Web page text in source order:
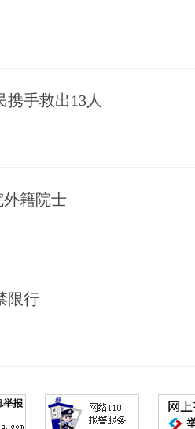
手救出13人
籍院士
限行